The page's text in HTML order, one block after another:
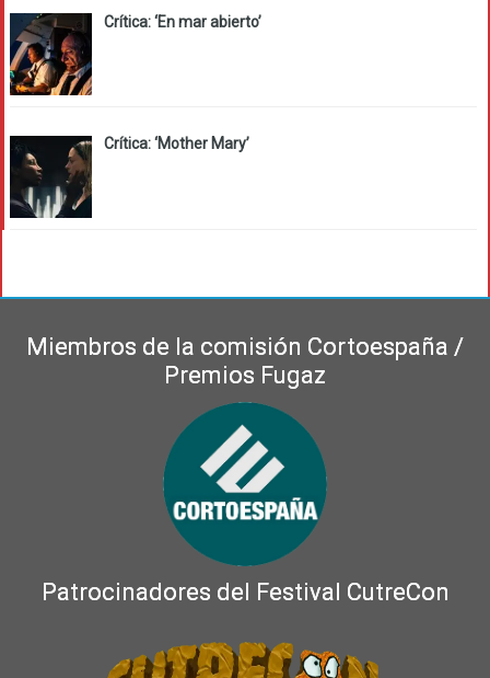
Crítica: ‘En mar abierto’
Crítica: ‘Mother Mary’
Miembros de la comisión Cortoespaña /
Premios Fugaz
Patrocinadores del Festival CutreCon